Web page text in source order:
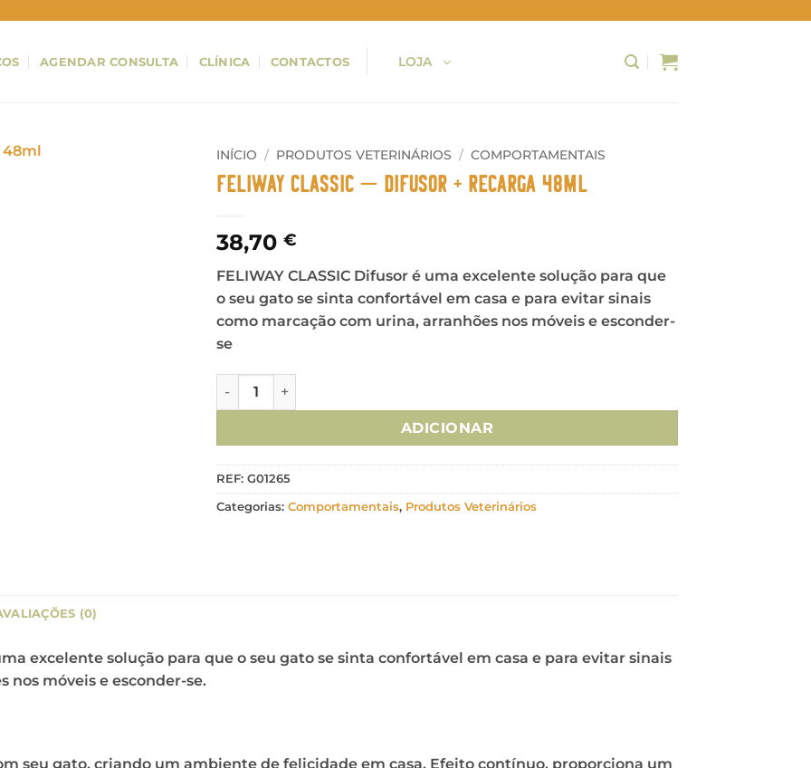
AGENDAR CONSULTA CLÍNICA CONTACTOS LOJA
INÍCIO / PRODUTOS VETERINÁRIOS / COMPORTAMENTAIS
Feliway Classic – Difusor + Recarga 48ml
38,70 €
FELIWAY CLASSIC Difusor é uma excelente solução para que
o seu gato se sinta confortável em casa e para evitar sinais
como marcação com urina, arranhões nos móveis e esconder-
se
Quantidade de Feliway Classic - Difusor + Recarga 48ml
ADICIONAR
REF: G01265
Categorias: Comportamentais, Produtos Veterinários
(0)
excelente solução para que o seu gato se sinta confortável em casa e para evitar sinais
nos móveis e esconder-se.
seu gato, criando um ambiente de felicidade em casa. Efeito contínuo, proporciona um